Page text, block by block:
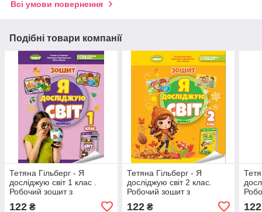
Всі умови повернення
Подібні товари компанії
Тетяна Гільберг - Я
досліджую світ 1 клас .
Робочий зошит з
інтегрованого курсу в 2-х
122 ₴
Тетяна Гільберг - Я
досліджую світ 2 клас.
Робочий зошит з
122₴ 122